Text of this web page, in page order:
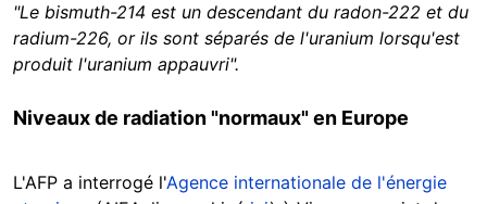
"Le bismuth-214 est un descendant du radon-222 et du
radium-226, or ils sont séparés de l'uranium lorsqu'est
produit l'uranium appauvri".
Niveaux de radiation "normaux" en Europe
L'AFP a interrogé l'Agence internationale de l'énergie